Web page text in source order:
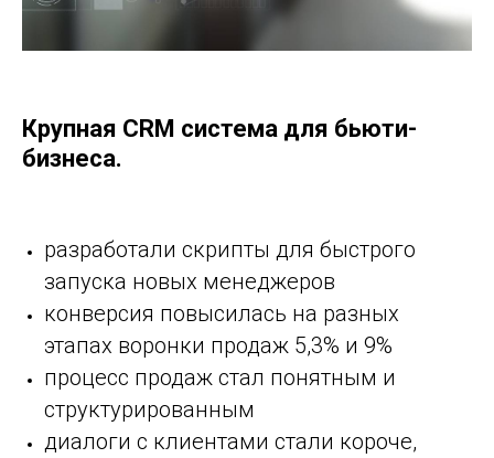
Крупная CRM система для бьюти-
бизнеса.
разработали скрипты для быстрого
запуска новых менеджеров
конверсия повысилась на разных
этапах воронки продаж 5,3% и 9%
процесс продаж стал понятным и
структурированным
диалоги с клиентами стали короче,